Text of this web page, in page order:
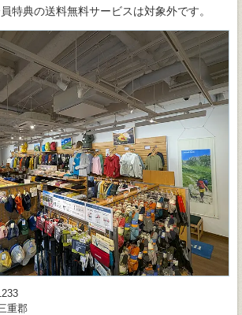
特典の送料無料サービスは対象外です。
重郡